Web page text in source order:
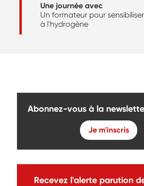
Une journée avec
Un formateur pour
à l'hydrogène
Abonnez-vous à la
Je m'inscris
Recevez l'alerte parution